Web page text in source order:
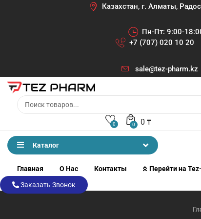
Казахстан, г. Алматы,
Пн-Пт: 9:00-
+7 (707) 020 10 20
sale@tez-pharm.kz
0 0 ₸
0
Каталог
Главная О Нас Контакты Перейти на
Заказать Звонок